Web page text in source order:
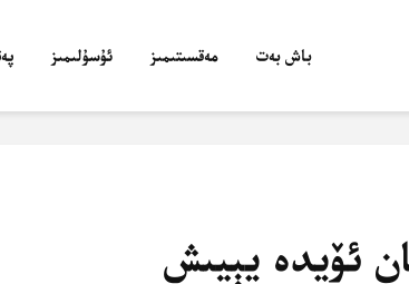
باش بەت مەقسىتىمىز ئۇسۇلىمىز
ئۆيدە يېيىش